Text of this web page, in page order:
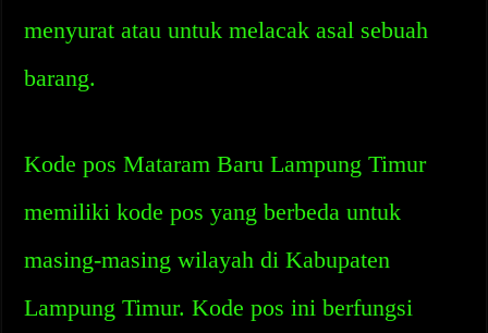
menyurat atau untuk melacak asal sebuah
barang.
Kode pos Mataram Baru Lampung Timur
memiliki kode pos yang berbeda untuk
masing-masing wilayah di Kabupaten
Lampung Timur. Kode pos ini berfungsi